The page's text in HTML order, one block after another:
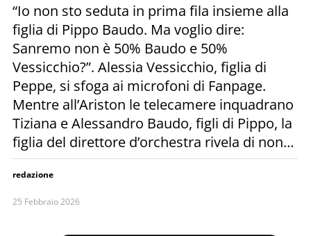
“Io non sto seduta in prima fila insieme alla
figlia di Pippo Baudo. Ma voglio dire:
Sanremo non è 50% Baudo e 50%
Vessicchio?”. Alessia Vessicchio, figlia di
Peppe, si sfoga ai microfoni di Fanpage.
Mentre all’Ariston le telecamere inquadrano
Tiziana e Alessandro Baudo, figli di Pippo, la
figlia del direttore d’orchestra rivela di non…
redazione
25 Febbraio 2026